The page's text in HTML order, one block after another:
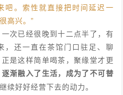
吧。索性就直接把时间延迟一
高兴。”
次已经很晚到十二点半了，有
，还一直在茶馆门口驻足、聊
是这样简单喝茶，聚缘堂才更
渐融入了生活，成为了不可替
续好好经营下去的动力。